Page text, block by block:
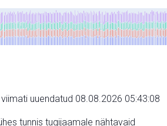
uuendatud 08.08.2026 05:43:08
tunnis tugijaamale nähtavaid